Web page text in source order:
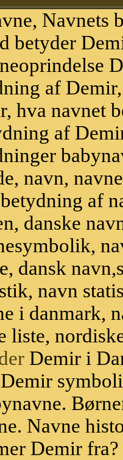
Navnets
betyder
af
hva navnet
af
navn,
af
danske
dansk
navn
i danmark,
liste,
Demir i
Navne
Demir fra?